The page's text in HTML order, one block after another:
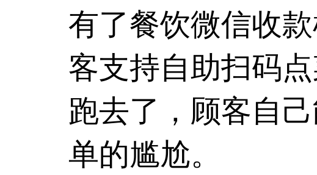
有了餐饮微信收
客支持自助扫码
跑去了，顾客自
单的尴尬。